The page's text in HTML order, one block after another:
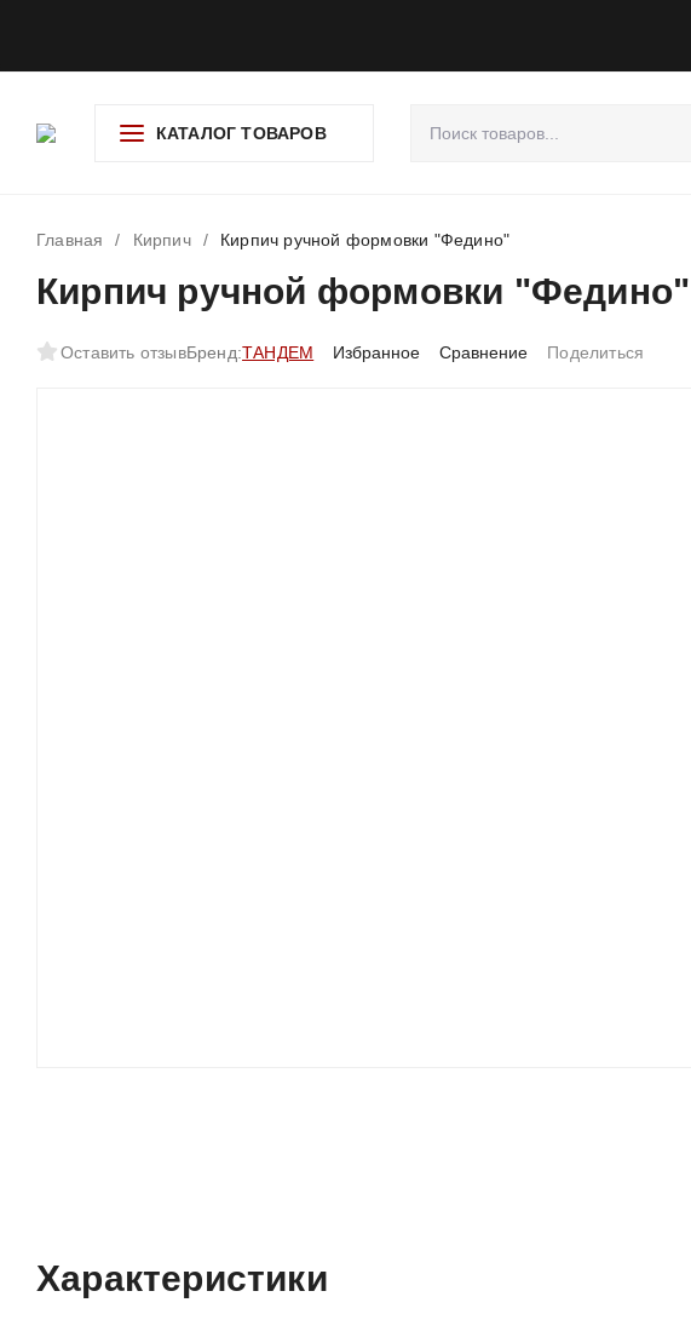
КАТАЛОГ ТОВАРОВ
Главная / Кирпич / Кирпич ручной формовки "Федино"
Кирпич ручной формовки "Федино"
Оставить отзывБренд:ТАНДЕМ Избранное Сравнение Поделиться
Характеристики